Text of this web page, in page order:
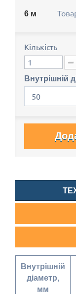
6 м
Кількість
Внутрішній
Внутрішній
діаметр,
мм